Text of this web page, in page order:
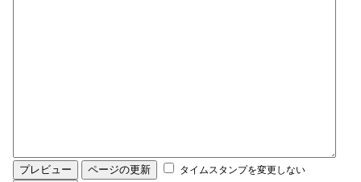
タイムスタンプを変更しない